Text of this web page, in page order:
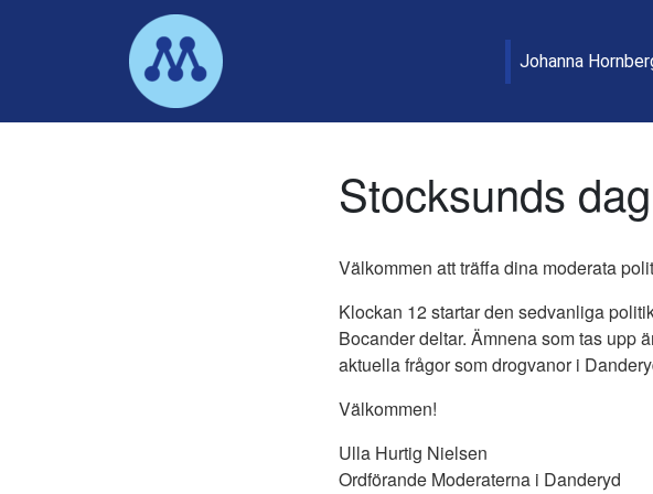
Main Navigation Johanna
Stocksunds
Välkommen att träffa dina moderata
Klockan 12 startar den sedvanliga
Bocander deltar. Ämnena som tas upp
aktuella frågor som drogvanor i
Välkommen!
Ulla Hurtig Nielsen
Ordförande Moderaterna i Danderyd